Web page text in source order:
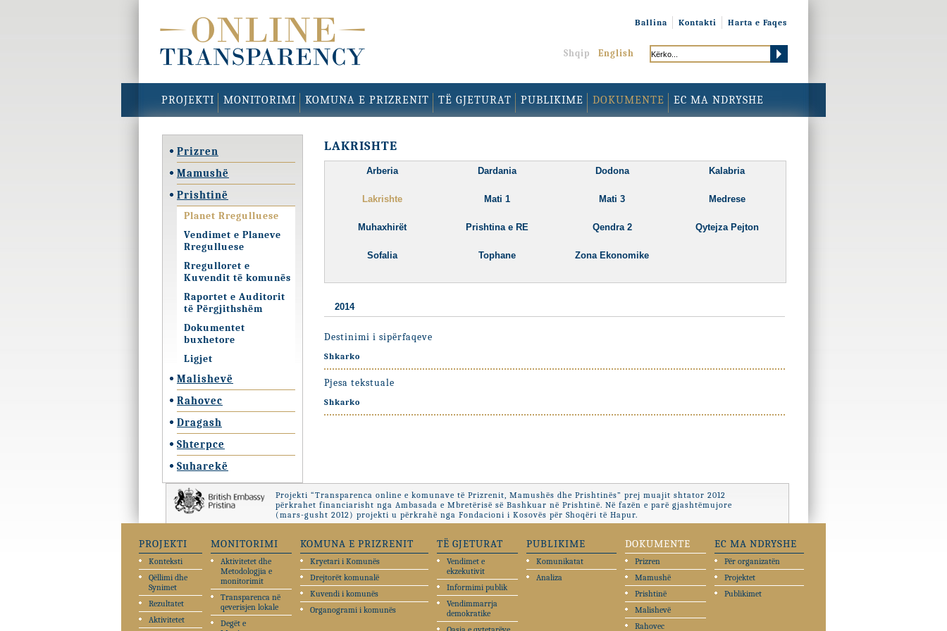
Ballina Kontakti Harta e Faqes
Shqip English
PROJEKTI MONITORIMI KOMUNA E PRIZRENIT TË GJETURAT PUBLIKIME DOKUMENTE EC MA NDRYSHE
Prizren
Mamushë
Prishtinë
Planet Rregulluese
Vendimet e Planeve
Rregulluese
Rregulloret e
Kuvendit të komunës
Raportet e Auditorit
të Përgjithshëm
Dokumentet
buxhetore
Ligjet
Malishevë
Rahovec
Dragash
Shterpce
Suharekë
LAKRISHTE
Arberia Dardania Dodona Kalabria
Lakrishte Mati 1 Mati 3 Medrese
Muhaxhirët Prishtina e RE Qendra 2 Qytejza Pejton
Sofalia Tophane Zona Ekonomike
2014
Destinimi i sipërfaqeve
Shkarko
Pjesa tekstuale
Shkarko
Projekti “Transparenca online e komunave të Prizrenit, Mamushës dhe Prishtinës” prej muajit shtator 2012
përkrahet financiarisht nga Ambasada e Mbretërisë së Bashkuar në Prishtinë. Në fazën e parë gjashtëmujore
(mars-gusht 2012) projekti u përkrahë nga Fondacioni i Kosovës për Shoqëri të Hapur.
PROJEKTI
Konteksti
Qëllimi dhe
Synimet
Rezultatet
Aktivitetet
MONITORIMI
Aktivitetet dhe
Metodologjia e
monitorimit
Transparenca në
qeverisjen lokale
Degët e
KOMUNA E PRIZRENIT
Kryetari i Komunës
Drejtorët komunalë
Kuvendi i komunës
Organogrami i komunës
TË GJETURAT
Vendimet e
ekzekutivit
Informimi publik
Vendimmarrja
demokratike
PUBLIKIME
Komunikatat
Analiza
DOKUMENTE
Prizren
Mamushë
Prishtinë
Malishevë
Rahovec
EC MA NDRYSHE
Për organizatën
Projektet
Publikimet